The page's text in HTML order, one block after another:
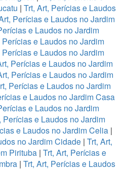
| Trt, Art, Perícias e Laudos
Perícias e Laudos no Jardim
e Laudos no Jardim
Perícias e Laudos no Jardim
Perícias e Laudos no Jardim
Perícias e Laudos no Jardim
Perícias e Laudos no Jardim
Perícias e Laudos no Jardim
e Laudos no Jardim Casa
e Laudos no Jardim
Perícias e Laudos no Jardim
e Laudos no Jardim Celia|
no Jardim Cidade | Trt, Art,
Pirituba | Trt, Art, Perícias e
| Trt, Art, Perícias e Laudos